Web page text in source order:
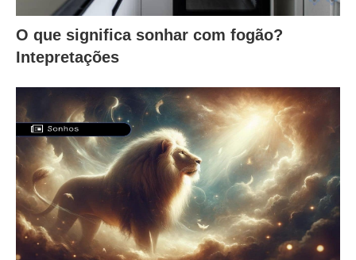
O que significa sonhar com fogão?
Intepretações